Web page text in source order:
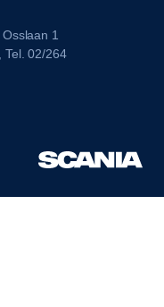
1
Tel. 02/264